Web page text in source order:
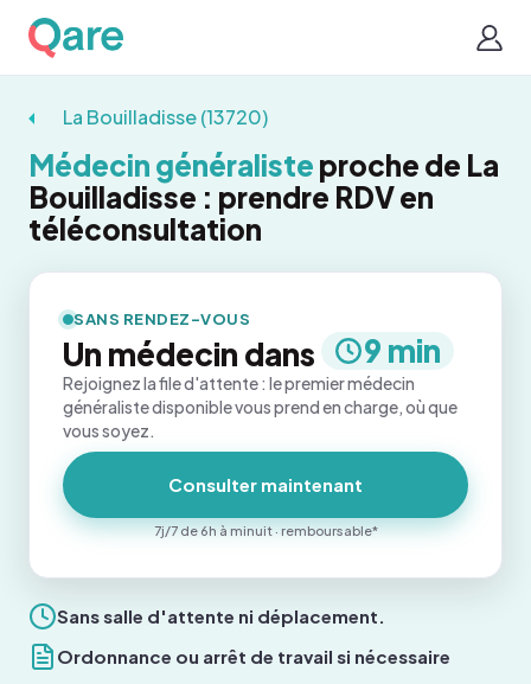
La Bouilladisse (13720)
Médecin généraliste proche de La
Bouilladisse : prendre RDV en
téléconsultation
Sans salle d'attente ni déplacement.
Ordonnance ou arrêt de travail si nécessaire
SANS RENDEZ-VOUS
Un médecin dans 9 min
Rejoignez la file d'attente : le premier médecin
généraliste disponible vous prend en charge, où que
vous soyez.
Consulter maintenant
7j/7 de 6h à minuit · remboursable*